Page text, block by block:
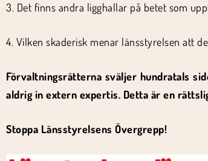
3. Det finns andra ligghallar på betet som
4. Vilken skaderisk menar länsstyrelsen att
Förvaltningsrätterna sväljer hundratals
aldrig in extern expertis. Detta är en
Stoppa Länsstyrelsens Övergrepp!